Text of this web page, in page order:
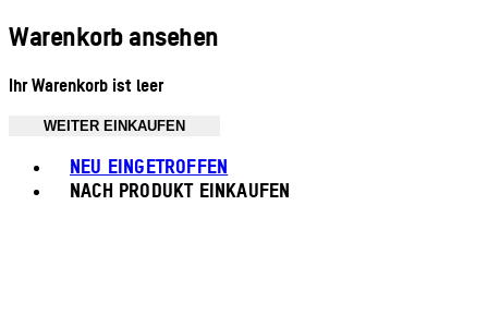
Warenkorb ansehen
Ihr Warenkorb ist leer
WEITER EINKAUFEN
NEU EINGETROFFEN
NACH PRODUKT EINKAUFEN